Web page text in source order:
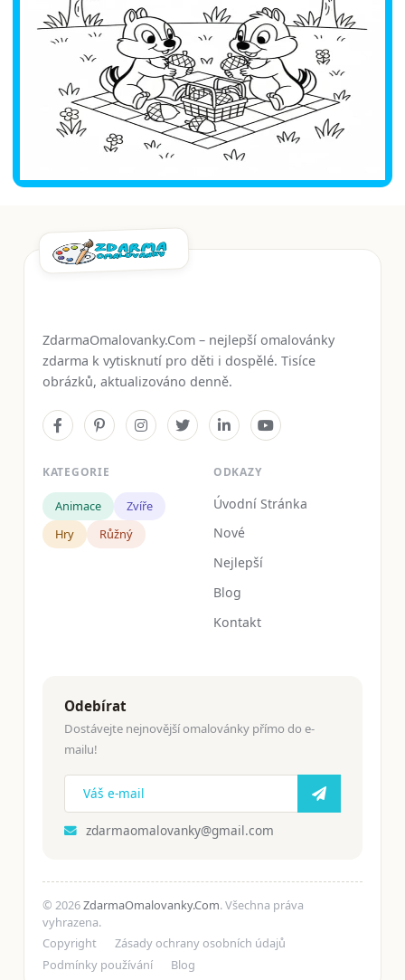
ZdarmaOmalovanky.Com – nejlepší omalovánky
zdarma k vytisknutí pro děti i dospělé. Tisíce
obrázků, aktualizováno denně.
KATEGORIE
Animace
Zvíře
Hry
Růžný
ODKAZY
Úvodní Stránka
Nové
Nejlepší
Blog
Kontakt
Odebírat
Dostávejte nejnovější omalovánky přímo do e-
mailu!
zdarmaomalovanky@gmail.com
© 2026ZdarmaOmalovanky.Com. Všechna práva
vyhrazena.
Copyright
Zásady ochrany osobních údajů
Podmínky používání
Blog